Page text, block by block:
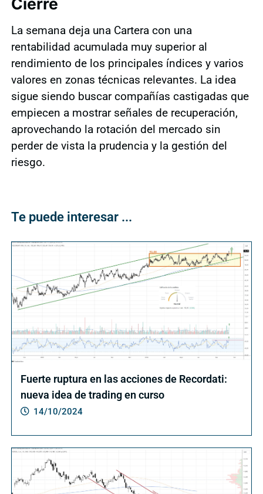
La semana deja una Cartera con una
rentabilidad acumulada muy superior al
rendimiento de los principales índices y varios
valores en zonas técnicas relevantes. La idea
sigue siendo buscar compañías castigadas que
empiecen a mostrar señales de recuperación,
aprovechando la rotación del mercado sin
perder de vista la prudencia y la gestión del
riesgo.
Te puede interesar ...
Fuerte ruptura en las acciones de Recordati:
nueva idea de trading en curso
14/10/2024